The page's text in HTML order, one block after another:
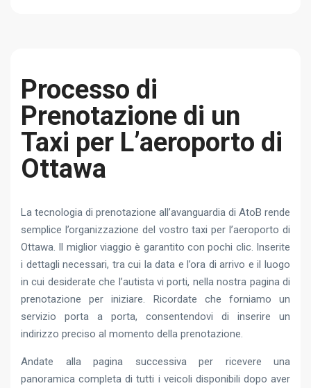
Processo di
Prenotazione di un
Taxi per L’aeroporto di
Ottawa
La tecnologia di prenotazione all’avanguardia di AtoB rende
semplice l’organizzazione del vostro taxi per l’aeroporto di
Ottawa. Il miglior viaggio è garantito con pochi clic. Inserite
i dettagli necessari, tra cui la data e l’ora di arrivo e il luogo
in cui desiderate che l’autista vi porti, nella nostra pagina di
prenotazione per iniziare. Ricordate che forniamo un
servizio porta a porta, consentendovi di inserire un
indirizzo preciso al momento della prenotazione.
Andate alla pagina successiva per ricevere una
panoramica completa di tutti i veicoli disponibili dopo aver